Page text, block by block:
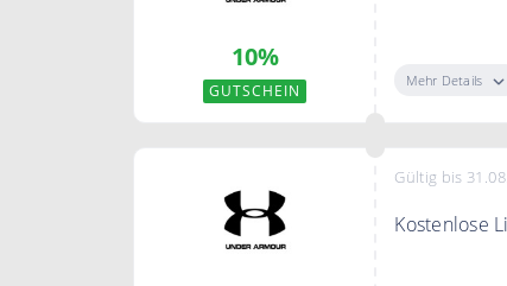
10%
GUTSCHEIN
Mehr Details
Gültig bis
Kostenlose